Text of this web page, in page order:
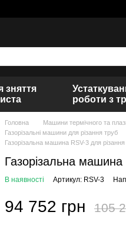
зняття
роботи з
Головна Машини термічного та
Газорізальні машини для різання труб
Газорізальна машина RSV-3 для
Газорізальна
В наявності Артикул: RSV-3
94 752 грн 105